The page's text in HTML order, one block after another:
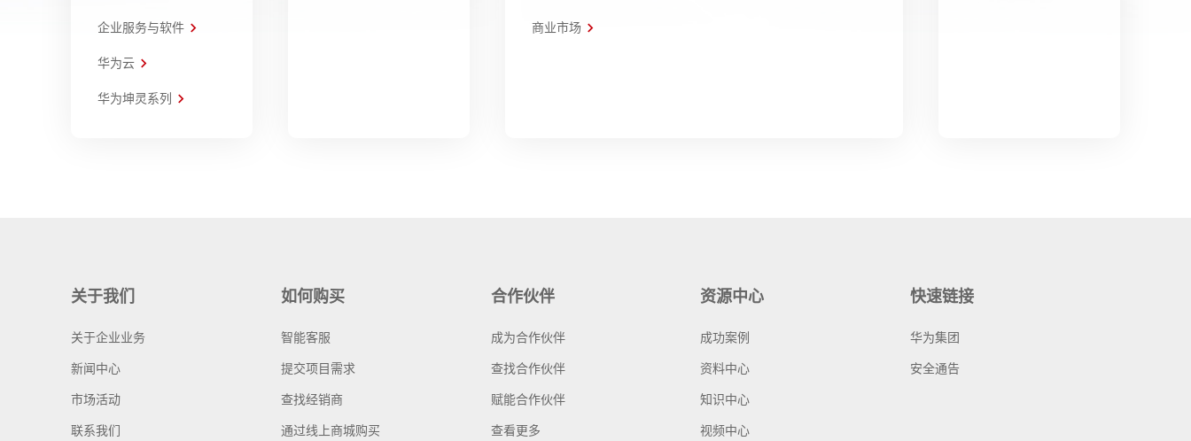
企业服务与软件
华为云
华为坤灵系列
商业市场
关于我们
关于企业业务
新闻中心
市场活动
联系我们
如何购买
智能客服
提交项目需求
查找经销商
通过线上商城购买
合作伙伴
成为合作伙伴
查找合作伙伴
赋能合作伙伴
查看更多
资源中心
成功案例
资料中心
知识中心
视频中心
快速链接
华为集团
安全通告